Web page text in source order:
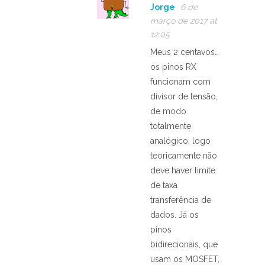
Jorge
6 de
março de 2017 at
12:05
Meus 2 centavos…
os pinos RX
funcionam com
divisor de tensão,
de modo
totalmente
analógico, logo
teoricamente não
deve haver limite
de taxa
transferência de
dados. Já os
pinos
bidirecionais, que
usam os MOSFET,